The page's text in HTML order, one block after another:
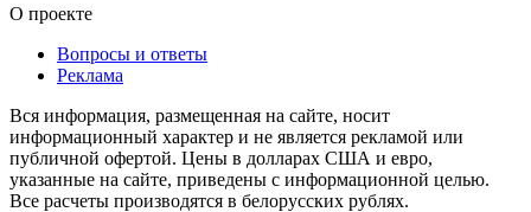
О проекте
Вопросы и ответы
Реклама
Вся информация, размещенная на сайте, носит
информационный характер и не является рекламой или
публичной офертой. Цены в долларах США и евро,
указанные на сайте, приведены с информационной целью.
Все расчеты производятся в белорусских рублях.